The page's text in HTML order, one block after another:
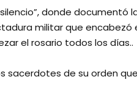
donde
militar que encabezó
el rosario todos los días..
de su orden